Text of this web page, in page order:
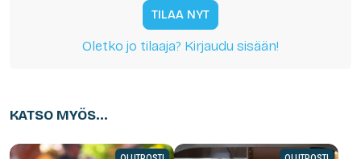
TILAA NYT
Oletko jo tilaaja? Kirjaudu sisään!
KATSO MYÖS...